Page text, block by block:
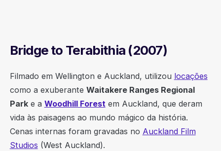
Bridge to Terabithia (2007)
Filmado em Wellington e Auckland, utilizou locações
como a exuberante Waitakere Ranges Regional
Parke a Woodhill Forestem Auckland, que deram
vida às paisagens ao mundo mágico da história.
Cenas internas foram gravadas no Auckland Film
Studios (West Auckland).